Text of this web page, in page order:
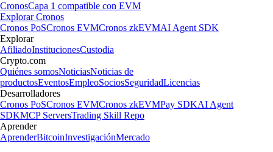
CronosCapa 1 compatible con EVM
Explorar Cronos
Cronos PoSCronos EVMCronos zkEVMAI Agent SDK
Explorar
AfiliadoInstitucionesCustodia
Crypto.com
Quiénes somosNoticiasNoticias de
productosEventosEmpleoSociosSeguridadLicencias
Desarrolladores
Cronos PoSCronos EVMCronos zkEVMPay SDKAI Agent
SDKMCP ServersTrading Skill Repo
Aprender
AprenderBitcoinInvestigaciónMercado